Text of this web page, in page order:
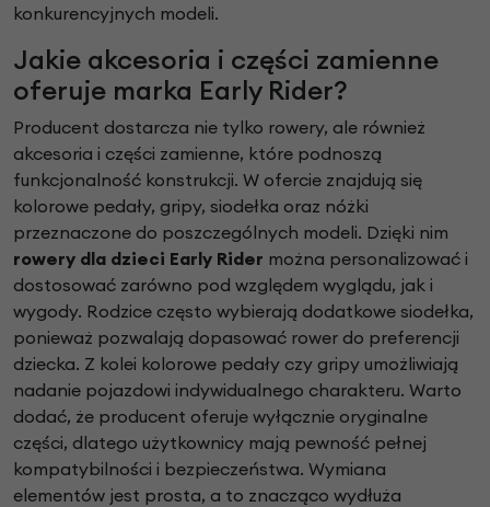
konkurencyjnych modeli.
Jakie akcesoria i części zamienne
oferuje marka Early Rider?
Producent dostarcza nie tylko rowery, ale również
akcesoria i części zamienne, które podnoszą
funkcjonalność konstrukcji. W ofercie znajdują się
kolorowe pedały, gripy, siodełka oraz nóżki
przeznaczone do poszczególnych modeli. Dzięki nim
rowery dla dzieci Early Rider można personalizować i
dostosować zarówno pod względem wyglądu, jak i
wygody. Rodzice często wybierają dodatkowe siodełka,
ponieważ pozwalają dopasować rower do preferencji
dziecka. Z kolei kolorowe pedały czy gripy umożliwiają
nadanie pojazdowi indywidualnego charakteru. Warto
dodać, że producent oferuje wyłącznie oryginalne
części, dlatego użytkownicy mają pewność pełnej
kompatybilności i bezpieczeństwa. Wymiana
elementów jest prosta, a to znacząco wydłuża